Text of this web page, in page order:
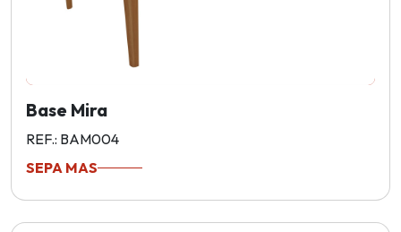
Base Mira
REF.: BAM004
SEPA MAS